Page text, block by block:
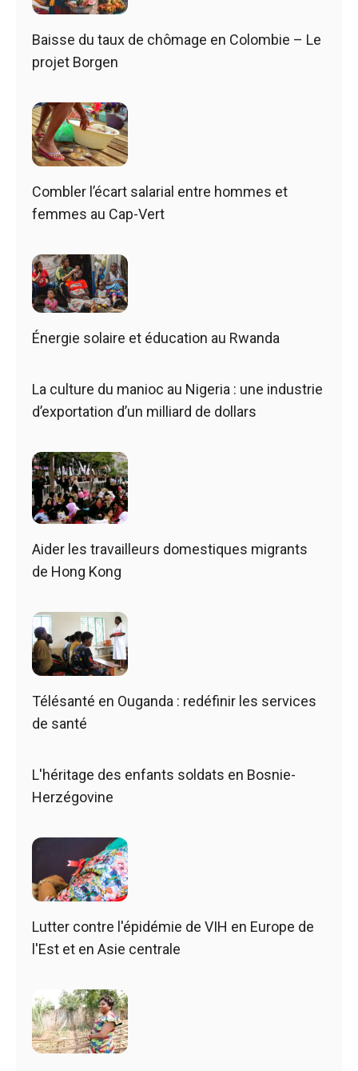
Baisse du taux de chômage en Colombie – Le
projet Borgen
Combler l’écart salarial entre hommes et
femmes au Cap-Vert
Énergie solaire et éducation au Rwanda
La culture du manioc au Nigeria : une industrie
d’exportation d’un milliard de dollars
Aider les travailleurs domestiques migrants
de Hong Kong
Télésanté en Ouganda : redéfinir les services
de santé
L'héritage des enfants soldats en Bosnie-
Herzégovine
Lutter contre l'épidémie de VIH en Europe de
l'Est et en Asie centrale